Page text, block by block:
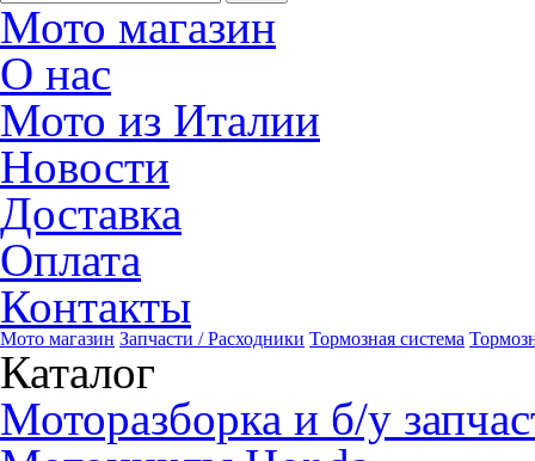
Мото магазин
О нас
Мото из Италии
Новости
Доставка
Оплата
Контакты
Мото магазин Запчасти / Расходники Тормозная система
Каталог
Моторазборка и б/у